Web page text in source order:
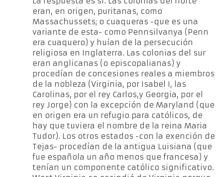
eran, en origen, puritanas, como
Massachussets; o cuaqueras -que es una
variante de esta- como Pennsilvanya (Penn
era cuaquero) y huían de la persecución
religiosa en Inglaterra. Las colonias del sur
eran anglicanas (o episcopalianas) y
procedían de concesiones reales a miembros
de la nobleza (Virginia, por Isabel I, las
Carolinas, por el rey Carlos,y Georgia, por el
rey Jorge) con la excepción de Maryland (que
en origen era un refugio para católicos, de
hay que tuviera el nombre de la reina Maria
Tudor). Los otros estados -con la exención de
Tejas- procedían de la antigua Luisiana (que
fue española un año menos que francesa) y
tenían un componente católico significativo.